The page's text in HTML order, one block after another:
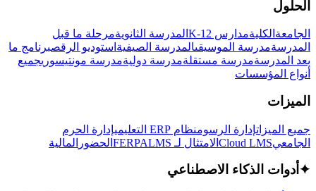
الحلول
الجامعة الكليةمدارس K-12 المدرسة الثانويةمرحلة ما قبل
المدرسةمدرسة الموسيقىالمدرسة الصيفية استوديو الرقصبرنامج ما
بعد المدرسةمدرسة مستقلةمدرسة دوليةمدرسة مونتيسوريجميع
أنواع المؤسسات
الميزات
جميع الميزاتإدارة الرسومنظام ERP التعليمي
إدارة الحرم
الجامعيCloud LMS الامتثال لـ FERPA LMS الحضور المالية
✦ أدوات الذكاء الاصطناعي